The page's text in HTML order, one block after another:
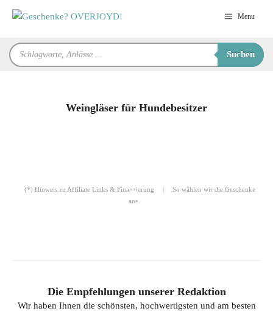
Inhalt
Menu
Products
search
Suchen
Weingläser für Hundebesitzer
(*) Hinweis zu Affiliate Links & Finanzierung |
So wählen wir die Geschenke
aus
Die Empfehlungen unserer Redaktion
Wir haben Ihnen die schönsten, hochwertigsten und am besten